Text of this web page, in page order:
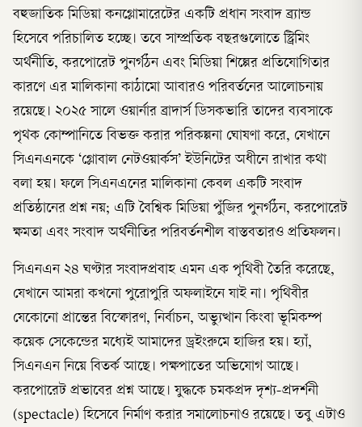
বহুজাতিক মিডিয়া কনগ্লোমারেটের একটি প্রধান সংবাদ ব্র্যান্ড
হিসেবে পরিচালিত হচ্ছে। তবে সাম্প্রতিক বছরগুলোতে স্ট্রিমিং
অর্থনীতি, করপোরেট পুনর্গঠন এবং মিডিয়া শিল্পের প্রতিযোগিতার
কারণে এর মালিকানা কাঠামো আবারও পরিবর্তনের আলোচনায়
রয়েছে। ২০২৫ সালে ওয়ার্নার ব্রাদার্স ডিসকভারি তাদের ব্যবসাকে
পৃথক কোম্পানিতে বিভক্ত করার পরিকল্পনা ঘোষণা করে, যেখানে
সিএনএনকে ‘গ্লোবাল নেটওয়ার্কস’ ইউনিটের অধীনে রাখার কথা
বলা হয়। ফলে সিএনএনের মালিকানা কেবল একটি সংবাদ
প্রতিষ্ঠানের প্রশ্ন নয়; এটি বৈশ্বিক মিডিয়া পুঁজির পুনর্গঠন, করপোরেট
ক্ষমতা এবং সংবাদ অর্থনীতির পরিবর্তনশীল বাস্তবতারও প্রতিফলন।
সিএনএন ২৪ ঘণ্টার সংবাদপ্রবাহ এমন এক পৃথিবী তৈরি করেছে,
যেখানে আমরা কখনো পুরোপুরি অফলাইনে যাই না। পৃথিবীর
যেকোনো প্রান্তের বিস্ফোরণ, নির্বাচন, অভ্যুত্থান কিংবা ভূমিকম্প
কয়েক সেকেন্ডের মধ্যেই আমাদের ড্রইংরুমে হাজির হয়। হ্যাঁ,
সিএনএন নিয়ে বিতর্ক আছে। পক্ষপাতের অভিযোগ আছে।
করপোরেট প্রভাবের প্রশ্ন আছে। যুদ্ধকে চমকপ্রদ দৃশ্য-প্রদর্শনী
(spectacle) হিসেবে নির্মাণ করার সমালোচনাও রয়েছে। তবু এটাও